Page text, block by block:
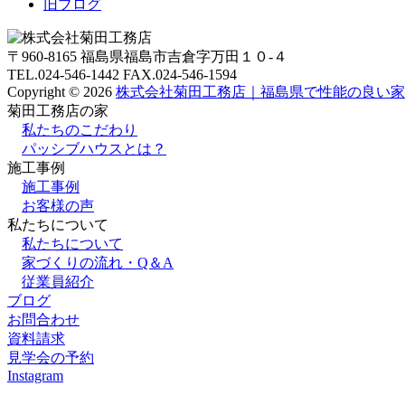
旧ブログ
〒960-8165 福島県福島市吉倉字万田１０-４
TEL.024-546-1442 FAX.024-546-1594
Copyright © 2026 株式会社菊田工務店｜福島県で性能の良い
菊田工務店の家
私たちのこだわり
パッシブハウスとは？
施⼯事例
施⼯事例
お客様の声
私たちについて
私たちについて
家づくりの流れ・Q＆A
従業員紹介
ブログ
お問合わせ
資料請求
見学会の予約
Instagram